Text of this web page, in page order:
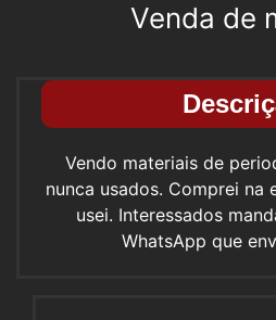
Venda de
Vendo materiais de
nunca usados. Comprei na
usei. Interessados
WhatsApp que